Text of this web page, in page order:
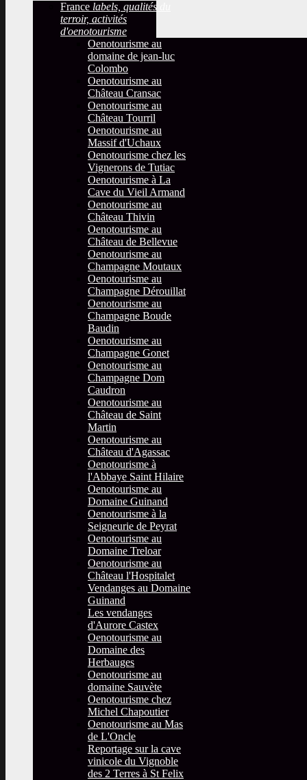
France labels, qualités du
terroir, activités
d'oenotourisme
Oenotourisme au
domaine de jean-luc
Colombo
Oenotourisme au
Château Cransac
Oenotourisme au
Château Tourril
Oenotourisme au
Massif d'Uchaux
Oenotourisme chez les
Vignerons de Tutiac
Oenotourisme à La
Cave du Vieil Armand
Oenotourisme au
Château Thivin
Oenotourisme au
Château de Bellevue
Oenotourisme au
Champagne Moutaux
Oenotourisme au
Champagne Dérouillat
Oenotourisme au
Champagne Boude
Baudin
Oenotourisme au
Champagne Gonet
Oenotourisme au
Champagne Dom
Caudron
Oenotourisme au
Château de Saint
Martin
Oenotourisme au
Château d'Agassac
Oenotourisme à
l'Abbaye Saint Hilaire
Oenotourisme au
Domaine Guinand
Oenotourisme à la
Seigneurie de Peyrat
Oenotourisme au
Domaine Treloar
Oenotourisme au
Château l'Hospitalet
Vendanges au Domaine
Guinand
Les vendanges
d'Aurore Castex
Oenotourisme au
Domaine des
Herbauges
Oenotourisme au
domaine Sauvète
Oenotourisme chez
Michel Chapoutier
Oenotourisme au Mas
de L'Oncle
Reportage sur la cave
vinicole du Vignoble
des 2 Terres à St Felix